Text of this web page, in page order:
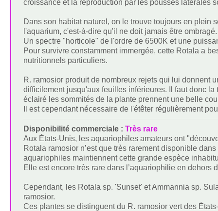
croissance et la reproduction par les pousses latérales
Dans son habitat naturel, on le trouve toujours en plein
l'aquarium, c'est-à-dire qu'il ne doit jamais être ombragé.
Un spectre "horticole" de l'ordre de 6500K et une
Pour survivre constamment immergée, cette Rotala a
nutritionnels particuliers.
R. ramosior produit de nombreux rejets qui lui donnent
difficilement jusqu'aux feuilles inférieures. Il faut donc
éclairé les sommités de la plante prennent une belle
Il est cependant nécessaire de l'étêter régulièrement
Disponibilité commerciale : Très rare
Aux États-Unis, les aquariophiles amateurs ont
Rotala ramosior n’est que très rarement disponible
aquariophiles maintiennent cette grande espèce
Elle est encore très rare dans l’aquariophilie en dehors
Cependant, les Rotala sp. 'Sunset' et Ammannia sp.
ramosior.
Ces plantes se distinguent du R. ramosior vert des